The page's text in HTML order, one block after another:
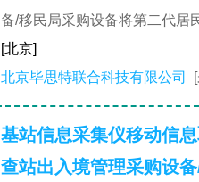
备/移民局采购设备将第二代居
[北京]
北京毕思特联合科技有限公司
基站信息采集仪移动信
查站出入境管理采购设